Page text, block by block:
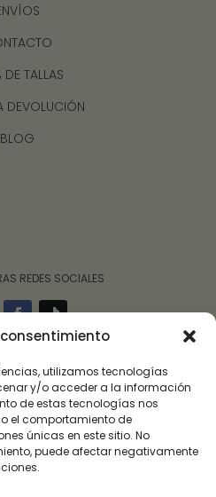
utilizamos tecnologías
y/o acceder a la información
de estas tecnologías nos
el comportamiento de
únicas en este sitio. No
puede afectar negativamente
TALLAS
DEVOLUCIÓN
BLOG
REDES SOCIALES